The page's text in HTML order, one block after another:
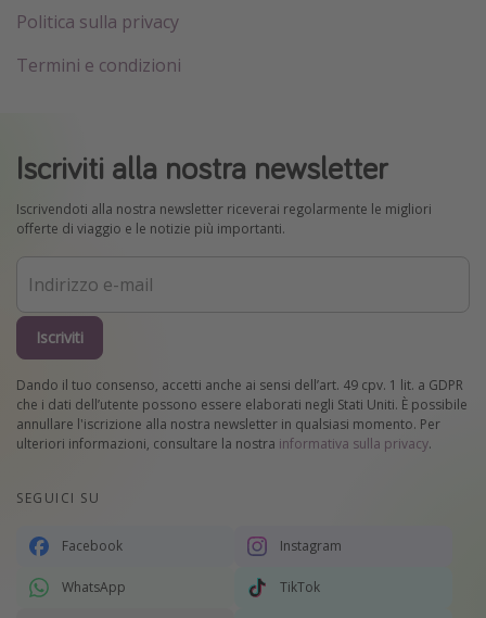
Politica sulla privacy
Termini e condizioni
Iscriviti alla nostra newsletter
Iscrivendoti alla nostra newsletter riceverai regolarmente le migliori
offerte di viaggio e le notizie più importanti.
Iscriviti
Dando il tuo consenso, accetti anche ai sensi dell’art. 49 cpv. 1 lit. a GDPR
che i dati dell’utente possono essere elaborati negli Stati Uniti. È possibile
annullare l'iscrizione alla nostra newsletter in qualsiasi momento. Per
ulteriori informazioni, consultare la nostra informativa sulla privacy.
SEGUICI SU
Facebook Instagram
WhatsApp TikTok